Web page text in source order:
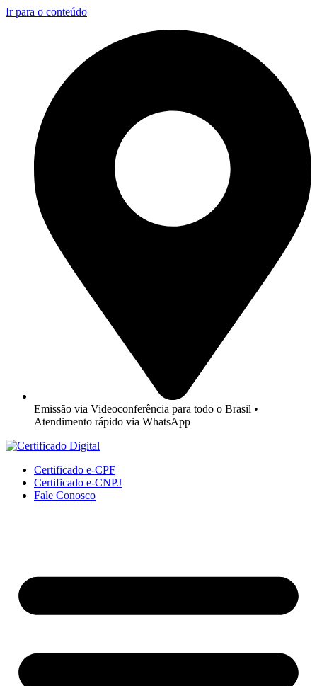
Ir para o conteúdo
Emissão via Videoconferência para todo o Brasil •
Atendimento rápido via WhatsApp
Certificado e-CPF
Certificado e-CNPJ
Fale Conosco